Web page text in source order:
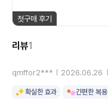
첫구매 후기
리뷰1
qmffor2*** 2026.06.26
확실한 효과 간편한 복용